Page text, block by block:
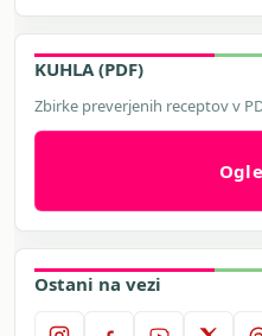
KUHLA (PDF)
Zbirke preverjenih receptov v
Ostani na vezi